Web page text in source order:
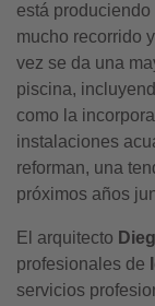
está
mucho recorrido
vez se da una
piscina,
como la
instalaciones
reforman, una
próximos años
El arquitecto
profesionales de
servicios